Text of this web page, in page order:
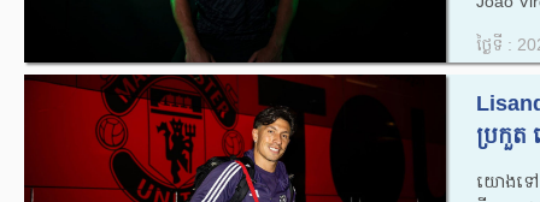
ថ្ងៃទី :
ប្រកួត
យោងទៅ